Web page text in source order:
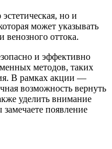
но и
может указывать
оттока.
и эффективно
методов, таких
В рамках акции —
возможность вернуть
уделить внимание
появление